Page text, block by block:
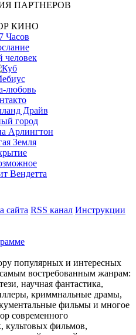
ПАРТНЕРОВ
КИНО
сайта RSS канал Инструкции
популярных и интересных
востребованным жанрам:
научная фантастика,
криммнальные драмы,
фильмы и многое
современного
культовых фильмов,